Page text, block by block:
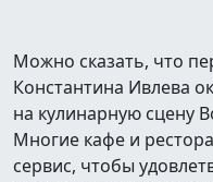
Можно сказать, что
Константина Ивлева
на кулинарную сцену
Многие кафе и
сервис, чтобы